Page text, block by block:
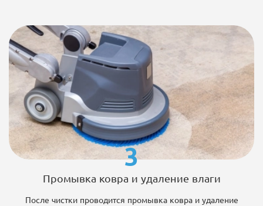
3
Промывка ковра и удаление влаги
После чистки проводится промывка ковра и удаление